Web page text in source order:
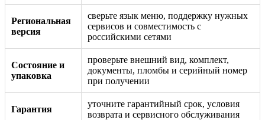
Региональная
версия
сверьте язык меню, поддержку нужных
сервисов и совместимость с
российскими сетями
Состояние и
упаковка
проверьте внешний вид, комплект,
документы, пломбы и серийный номер
при получении
Гарантия
уточните гарантийный срок, условия
возврата и сервисного обслуживания